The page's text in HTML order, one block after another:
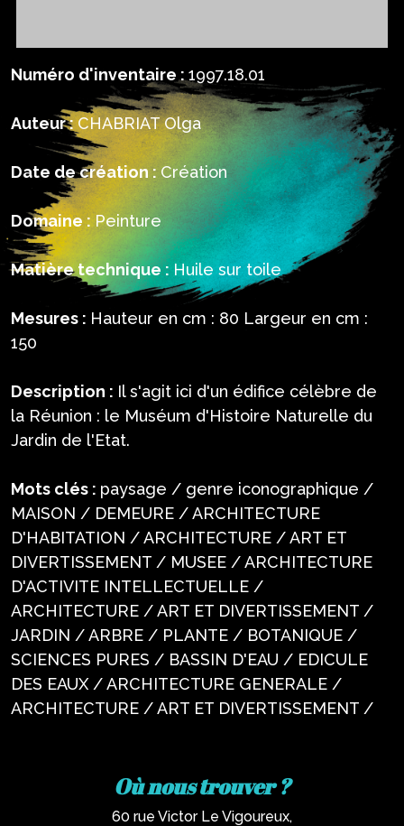
Numéro d'inventaire : 1997.18.01
Auteur : CHABRIAT Olga
Date de création : Création
Domaine : Peinture
Matière technique : Huile sur toile
Mesures : Hauteur en cm : 80 Largeur en cm :
150
Description : Il s'agit ici d'un édifice célèbre de
la Réunion : le Muséum d'Histoire Naturelle du
Jardin de l'Etat.
Mots clés : paysage / genre iconographique /
MAISON / DEMEURE / ARCHITECTURE
D'HABITATION / ARCHITECTURE / ART ET
DIVERTISSEMENT / MUSEE / ARCHITECTURE
D'ACTIVITE INTELLECTUELLE /
ARCHITECTURE / ART ET DIVERTISSEMENT /
JARDIN / ARBRE / PLANTE / BOTANIQUE /
SCIENCES PURES / BASSIN D'EAU / EDICULE
DES EAUX / ARCHITECTURE GENERALE /
ARCHITECTURE / ART ET DIVERTISSEMENT /
Où nous trouver ?
60 rue Victor Le Vigoureux,